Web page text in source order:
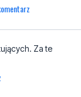
Za te
i nie beda mieli